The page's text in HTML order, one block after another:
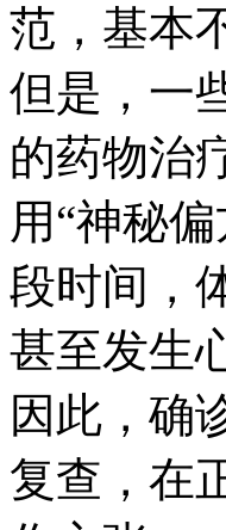
范，基本
但是，一
的药物治
用“神秘
段时间，
甚至发生
因此，确
复查，在